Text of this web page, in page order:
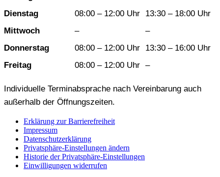
Dienstag
08:00 – 12:00 Uhr
13:30 – 18:00 Uhr
Mittwoch
–
–
Donnerstag
08:00 – 12:00 Uhr
13:30 – 16:00 Uhr
Freitag
08:00 – 12:00 Uhr –
Individuelle Terminabsprache nach Vereinbarung auch
außerhalb der Öffnungszeiten.
Erklärung zur Barrierefreiheit
Impressum
Datenschutzerklärung
Privatsphäre-Einstellungen ändern
Historie der Privatsphäre-Einstellungen
Einwilligungen widerrufen